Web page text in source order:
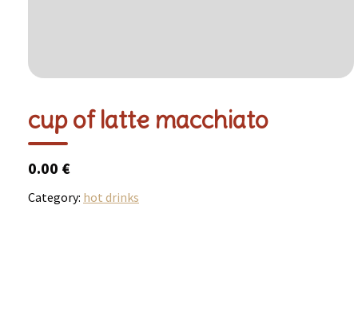
cup of latte macchiato
0.00 €
Category: hot drinks